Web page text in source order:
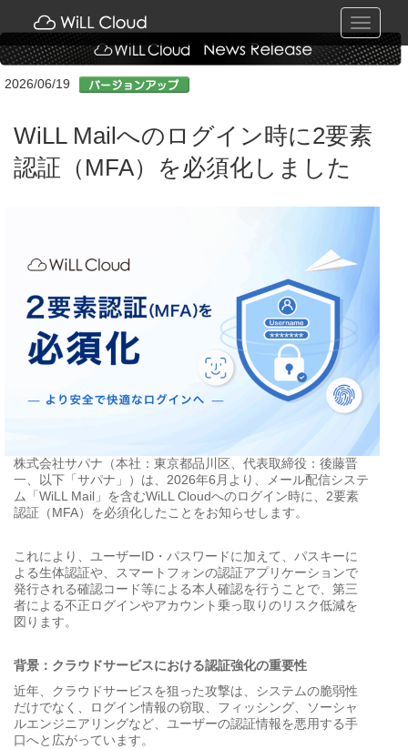
Toggle
2026/06/19
WiLL Mailへのログイン時に2要素
認証（MFA）を必須化しました
株式会社サパナ（本社：東京都品川区、代表取締役：後藤晋
一、以下「サパナ」）は、2026年6月より、メール配信システ
ム「WiLL Mail」を含むWiLL Cloudへのログイン時に、2要素
認証（MFA）を必須化したことをお知らせします。
これにより、ユーザーID・パスワードに加えて、パスキーに
よる生体認証や、スマートフォンの認証アプリケーションで
発行される確認コード等による本人確認を行うことで、第三
者による不正ログインやアカウント乗っ取りのリスク低減を
図ります。
背景：クラウドサービスにおける認証強化の重要性
近年、クラウドサービスを狙った攻撃は、システムの脆弱性
だけでなく、ログイン情報の窃取、フィッシング、ソーシャ
ルエンジニアリングなど、ユーザーの認証情報を悪用する手
口へと広がっています。